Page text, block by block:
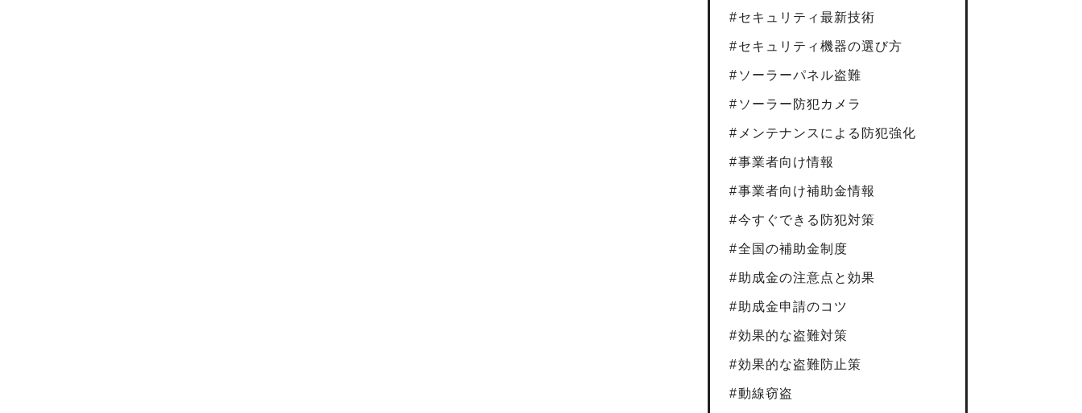
セキュリティ最新技術
セキュリティ機器の選び方
ソーラーパネル盗難
ソーラー防犯カメラ
メンテナンスによる防犯強化
事業者向け情報
事業者向け補助金情報
今すぐできる防犯対策
全国の補助金制度
助成金の注意点と効果
助成金申請のコツ
効果的な盗難対策
効果的な盗難防止策
動線窃盗